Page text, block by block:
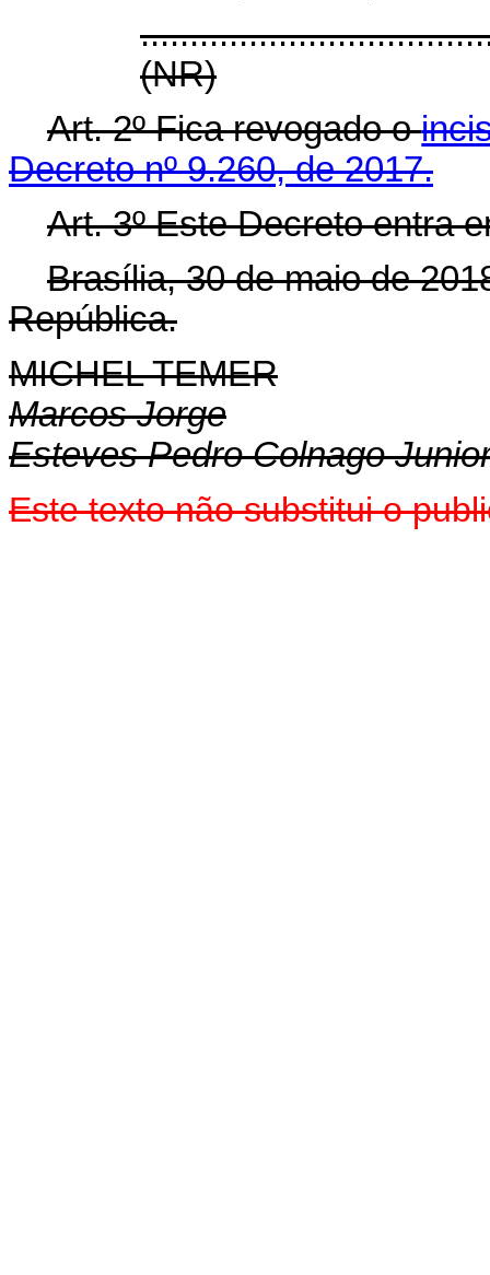
(NR)
Art. 2º Fica revogado o
Decreto nº 9.260, de 2017.
Art. 3º Este Decreto entra
Brasília, 30 de maio de
República.
MICHEL TEMER
Marcos Jorge
Esteves Pedro Colnago
Este texto não substitui o